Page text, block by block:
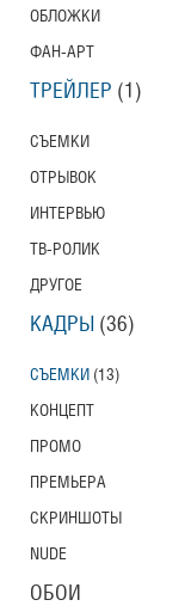
ОБЛОЖКИ
ФАН-АРТ
ТРЕЙЛЕР (1)
СЪЕМКИ
ОТРЫВОК
ИНТЕРВЬЮ
ТВ-РОЛИК
ДРУГОЕ
КАДРЫ (36)
СЪЕМКИ (13)
КОНЦЕПТ
ПРОМО
ПРЕМЬЕРА
СКРИНШОТЫ
NUDE
ОБОИ